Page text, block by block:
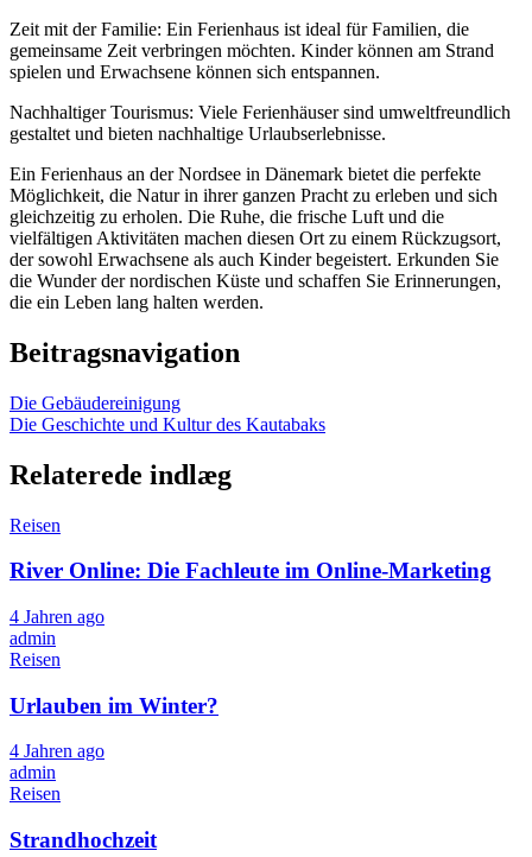
Zeit mit der Familie: Ein Ferienhaus ist ideal für Familien, die
gemeinsame Zeit verbringen möchten. Kinder können am Strand
spielen und Erwachsene können sich entspannen.
Nachhaltiger Tourismus: Viele Ferienhäuser sind umweltfreundlich
gestaltet und bieten nachhaltige Urlaubserlebnisse.
Ein Ferienhaus an der Nordsee in Dänemark bietet die perfekte
Möglichkeit, die Natur in ihrer ganzen Pracht zu erleben und sich
gleichzeitig zu erholen. Die Ruhe, die frische Luft und die
vielfältigen Aktivitäten machen diesen Ort zu einem Rückzugsort,
der sowohl Erwachsene als auch Kinder begeistert. Erkunden Sie
die Wunder der nordischen Küste und schaffen Sie Erinnerungen,
die ein Leben lang halten werden.
Beitragsnavigation
Die Gebäudereinigung
Die Geschichte und Kultur des Kautabaks
Relaterede indlæg
Reisen
River Online: Die Fachleute im Online-Marketing
4 Jahren ago
admin
Reisen
Urlauben im Winter?
4 Jahren ago
admin
Reisen
Strandhochzeit